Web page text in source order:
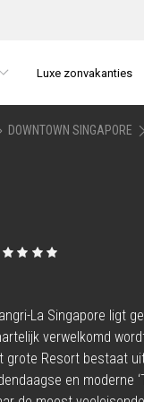
Luxe zonvakanties
DOWNTOWN SINGAPORE
La Singapore ligt
verwelkomd
Resort bestaat
en moderne